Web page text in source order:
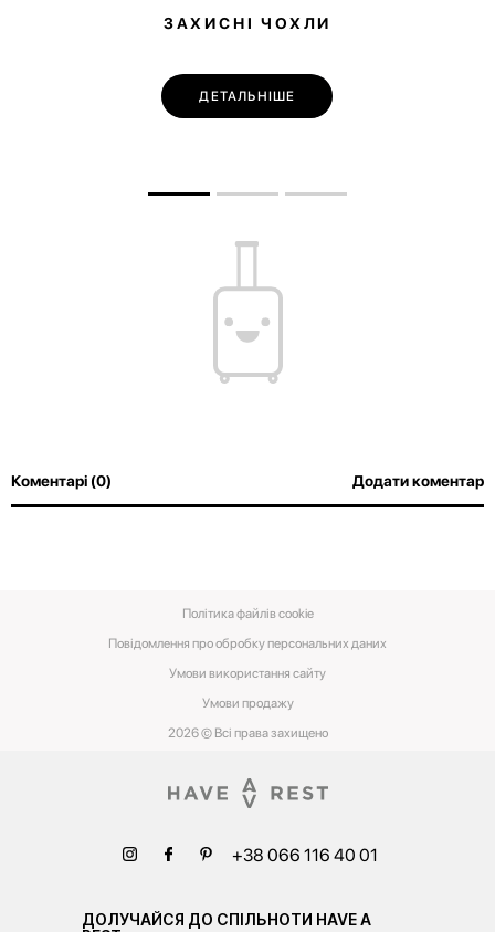
ЗАХИСНІ ЧОХЛИ
ДЕТАЛЬНІШЕ
Коментарі (0) Додати коментар
2026 © Всі права захищено
Повідомлення про обробку персональних даних
Умови використання сайту
Умови‌ ‌продажу‌
Політика файлів cookie
+38 066 116 40 01
ДОЛУЧАЙСЯ ДО СПІЛЬНОТИ HAVE A